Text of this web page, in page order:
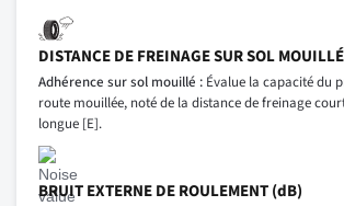
DISTANCE DE FREINAGE SUR SOL MOUILLÉ
Adhérence sur sol mouillé : Évalue la capacité du
route mouillée, noté de la distance de freinage
longue [E].
BRUIT EXTERNE DE ROULEMENT (dB)